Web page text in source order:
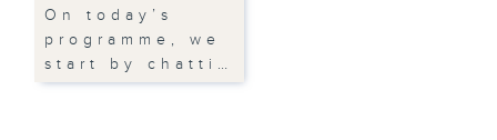
On today’s
programme, we
start by chatti…